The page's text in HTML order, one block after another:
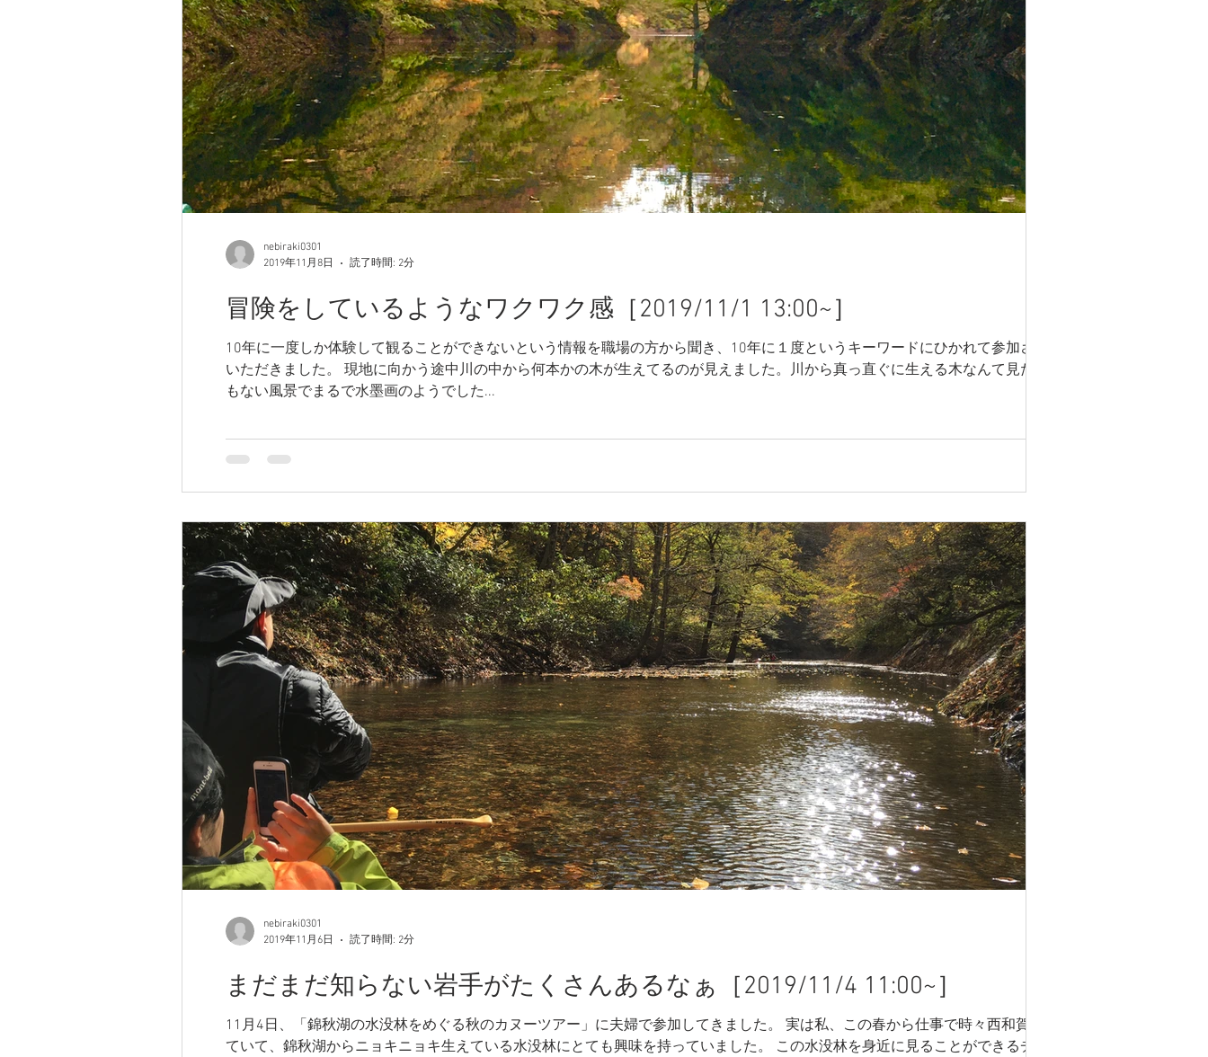
冒険をしているようなワクワク感［2019/11/1 13:00~］
10年に一度しか体験して観ることができないという情報を職場の方から聞き、10年に１度というキーワードにひかれて参加させて
いただきました。 現地に向かう途中川の中から何本かの木が生えてるのが見えました。川から真っ直ぐに生える木なんて見たこと
もない風景でまるで水墨画のようでした...
nebiraki0301
2019年11月8日
読了時間: 2分
まだまだ知らない岩手がたくさんあるなぁ［2019/11/4 11:00~］
11月4日、「錦秋湖の水没林をめぐる秋のカヌーツアー」に夫婦で参加してきました。 実は私、この春から仕事で時々西和賀に来
ていて、錦秋湖からニョキニョキ生えている水没林にとても興味を持っていました。 この水没林を身近に見ることができるチャン
nebiraki0301
2019年11月6日
読了時間: 2分